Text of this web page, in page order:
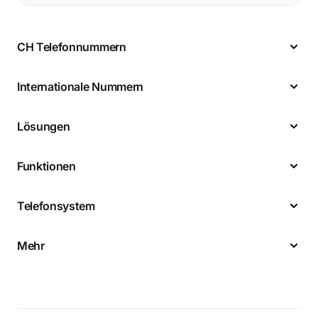
CH Telefonnummern
Internationale Nummern
Lösungen
Funktionen
Telefonsystem
Mehr